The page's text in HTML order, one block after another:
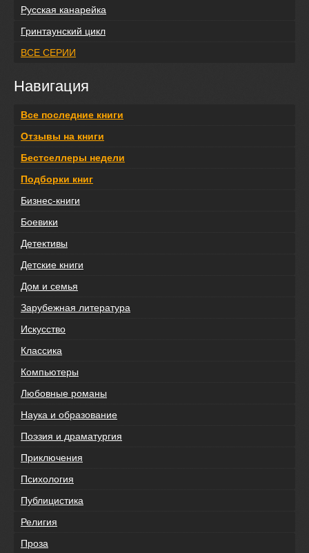
Русская канарейка
Гринтаунский цикл
ВСЕ СЕРИИ
Навигация
Все последние книги
Отзывы на книги
Бестселлеры недели
Подборки книг
Бизнес-книги
Боевики
Детективы
Детские книги
Дом и семья
Зарубежная литература
Искусство
Классика
Компьютеры
Любовные романы
Наука и образование
Поэзия и драматургия
Приключения
Психология
Публицистика
Религия
Проза